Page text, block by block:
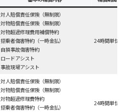
対人賠償責任保険（無制限）
対物賠償責任保険（無制限）
対物超過修理費用補償特約
搭乗者傷害特約（一時金払）
自損事故傷害特約
ロードアシスト
事故現場アシスト
24時間単位
対人賠償責任保険（無制限）
対物賠償責任保険（無制限）
対物超過修理費特約
搭乗者傷害特約（一時金払）
24時間単位